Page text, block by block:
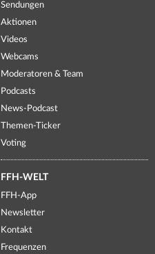
Sendungen
Aktionen
Videos
Webcams
Moderatoren & Team
Podcasts
News-Podcast
Themen-Ticker
Voting
FFH-WELT
FFH-App
Newsletter
Kontakt
Frequenzen